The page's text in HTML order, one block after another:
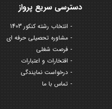
دسترسی سریع پرواز
انتخاب رشته کنکور 1403
مشاوره تحصیلی حرفه ای
فرصت شغلی
افتخارات و اعتبارات
درخواست نمایندگی
تماس با ما